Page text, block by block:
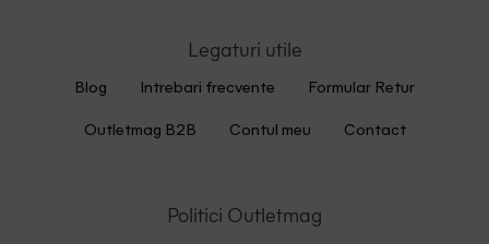
Legaturi utile
Blog Intrebari frecvente Formular Retur
Outletmag B2B Contul meu Contact
Politici Outletmag